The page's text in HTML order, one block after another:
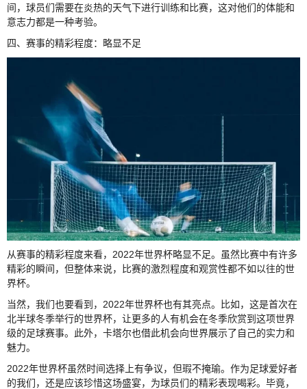
间，球员们需要在炎热的天气下进行训练和比赛，这对他们的体能和
意志力都是一种考验。
四、赛事的精彩程度：略显不足
从赛事的精彩程度来看，2022年世界杯略显不足。虽然比赛中有许多
精彩的瞬间，但整体来说，比赛的激烈程度和观赏性都不如以往的世
界杯。
当然，我们也要看到，2022年世界杯也有其亮点。比如，这是首次在
北半球冬季举行的世界杯，让更多的人有机会在冬季欣赏到这项世界
级的足球赛事。此外，卡塔尔也借此机会向世界展示了自己的实力和
魅力。
2022年世界杯虽然时间选择上有争议，但瑕不掩瑜。作为足球爱好者
的我们，还是应该珍惜这场盛宴，为球员们的精彩表现喝彩。毕竟，